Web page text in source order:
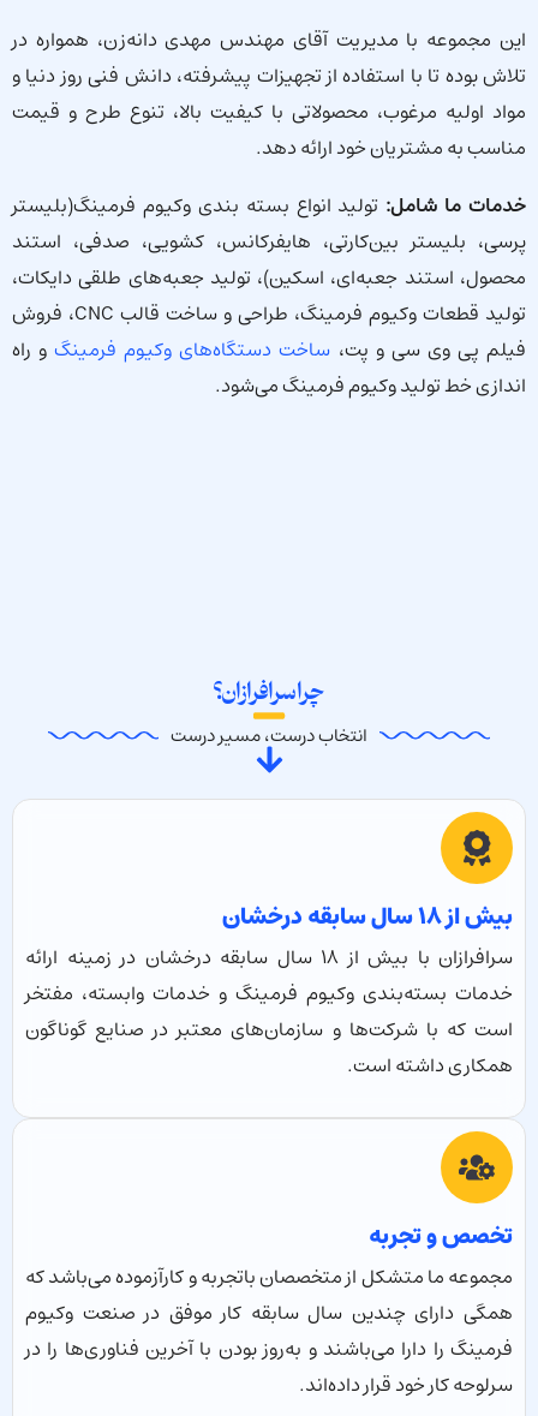
این مجموعه با مدیریت آقای مهندس مهدی دانه‌زن، همواره در
تلاش بوده تا با استفاده از تجهیزات پیشرفته، دانش فنی روز دنیا و
مواد اولیه مرغوب، محصولاتی با کیفیت بالا، تنوع طرح و قیمت
مناسب به مشتریان خود ارائه دهد.
خدمات ما شامل:تولید انواع بسته بندی وکیوم فرمینگ(بلیستر
پرسی، بلیستر بین‌کارتی، هایفرکانس، کشویی، صدفی، استند
محصول، استند جعبه‌ای، اسکین)، تولید جعبه‌های طلقی دایکات،
تولید قطعات وکیوم فرمینگ، طراحی و ساخت قالب CNC، فروش
فیلم پی وی سی و پت، ساخت دستگاه‌های وکیوم فرمینگو راه
اندازی خط تولید وکیوم فرمینگ می‌شود.
چرا سرافرازان؟
انتخاب درست، مسیر درست
بیش از ۱۸ سال سابقه درخشان
سرافرازان با بیش از ۱۸ سال سابقه درخشان در زمینه ارائه
خدمات بسته‌بندی وکیوم فرمینگ و خدمات وابسته، مفتخر
است که با شرکت‌ها و سازمان‌های معتبر در صنایع گوناگون
همکاری داشته است.
تخصص و تجربه
مجموعه ما متشکل از متخصصان باتجربه و کارآزموده می‌باشد که
همگی دارای چندین سال سابقه کار موفق در صنعت وکیوم
فرمینگ را دارا می‌باشند و به‌روز بودن با آخرین فناوری‌ها را در
سرلوحه کار خود قرار داده‌اند.